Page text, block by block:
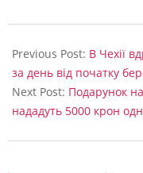
е
з
п
а
09-
02
Previous Post: В Чехії
за день від початку
Next Post: Подарунок
нададуть 5000 крон